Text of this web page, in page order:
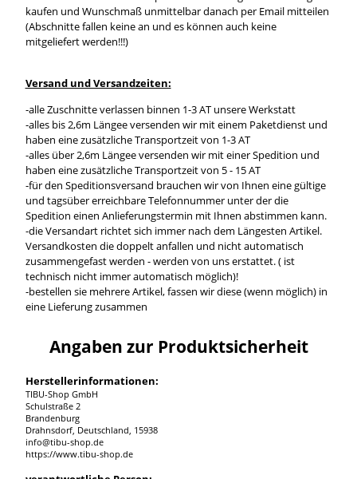
kaufen und Wunschmaß unmittelbar danach per Email mitteilen
(Abschnitte fallen keine an und es können auch keine
mitgeliefert werden!!!)
Versand und Versandzeiten:
-alle Zuschnitte verlassen binnen 1-3 AT unsere Werkstatt
-alles bis 2,6m Längee versenden wir mit einem Paketdienst und
haben eine zusätzliche Transportzeit von 1-3 AT
-alles über 2,6m Längee versenden wir mit einer Spedition und
haben eine zusätzliche Transportzeit von 5 - 15 AT
-für den Speditionsversand brauchen wir von Ihnen eine gültige
und tagsüber erreichbare Telefonnummer unter der die
Spedition einen Anlieferungstermin mit Ihnen abstimmen kann.
-die Versandart richtet sich immer nach dem Längesten Artikel.
Versandkosten die doppelt anfallen und nicht automatisch
zusammengefast werden - werden von uns erstattet. ( ist
technisch nicht immer automatisch möglich)!
-bestellen sie mehrere Artikel, fassen wir diese (wenn möglich) in
eine Lieferung zusammen
Angaben zur Produktsicherheit
Herstellerinformationen:
TIBU-Shop GmbH
Schulstraße 2
Brandenburg
Drahnsdorf, Deutschland, 15938
info@tibu-shop.de
https://www.tibu-shop.de